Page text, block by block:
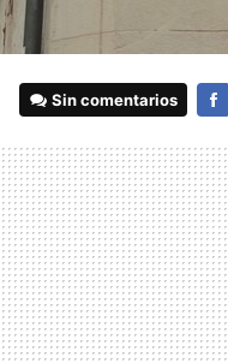
Sin comentarios